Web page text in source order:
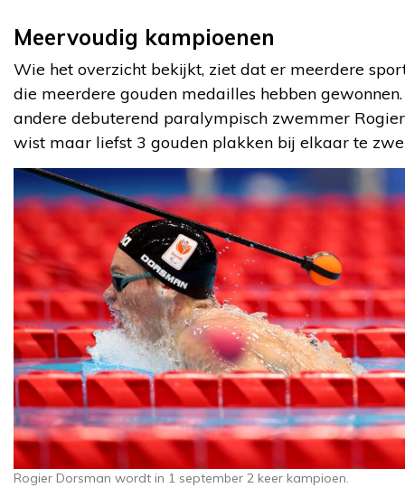
Meervoudig kampioenen
Wie het overzicht bekijkt, ziet dat er meerdere
die meerdere gouden medailles hebben
andere debuterend paralympisch zwemmer
wist maar liefst 3 gouden plakken bij elkaar te
Rogier Dorsman wordt in 1 september 2 keer kampioen.